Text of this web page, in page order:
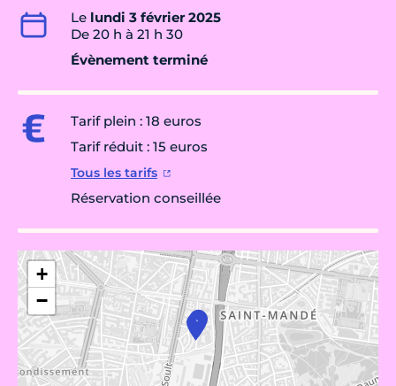
Le lundi 3 février 2025
De 20 h à 21 h 30
Évènement terminé
Tarif plein : 18 euros
Tarif réduit : 15 euros
Tous les tarifs
Réservation conseillée
+
−